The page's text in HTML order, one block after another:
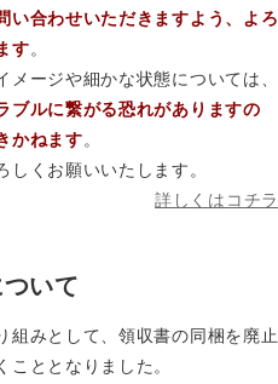
い合わせいただきますよう、よろ
す。
メージや細かな状態については、
ブルに繋がる恐れがありますの
かねます。
しくお願いいたします。
詳しくはコチラ
いて
組みとして、領収書の同梱を廃止
こととなりました。